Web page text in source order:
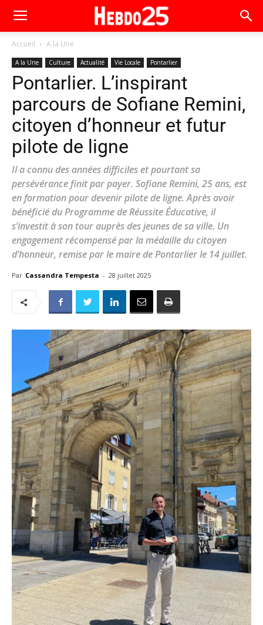
Accueil A la Une
A la Une Culture Actualité Vie Locale Pontarlier
Pontarlier. L’inspirant
parcours de Sofiane Remini,
citoyen d’honneur et futur
pilote de ligne
Il a connu des années difficiles et pourtant sa
persévérance finit par payer. Sofiane Remini, 25 ans, est
en formation pour devenir pilote de ligne. Après avoir
bénéficié du Programme de Réussite Éducative, il
s’investit à son tour auprès des jeunes de sa ville. Un
engagement récompensé par la médaille du citoyen
d’honneur, remise par le maire de Pontarlier le 14 juillet.
Par Cassandra Tempesta - 28 juillet 2025